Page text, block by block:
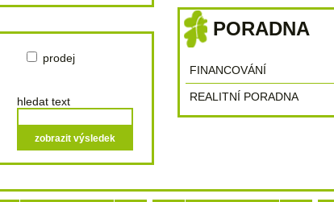
PORADNA
FINANCOVÁNÍ
REALITNÍ PORADNA
prodej
hledat text
zobrazit výsledek